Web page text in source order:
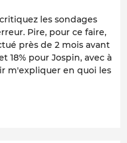
les sondages
Pire, pour ce faire,
près de 2 mois avant
18% pour Jospin, avec à
m'expliquer en quoi les